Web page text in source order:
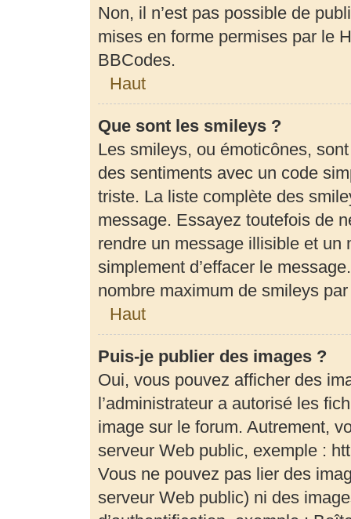
Non, il n’est pas possible de
mises en forme permises par le
BBCodes.
Haut
Que sont les smileys ?
Les smileys, ou émoticônes,
des sentiments avec un code
triste. La liste complète des
message. Essayez toutefois de
rendre un message illisible et un
simplement d’effacer le
nombre maximum de smileys
Haut
Puis-je publier des images ?
Oui, vous pouvez afficher des
l’administrateur a autorisé les
image sur le forum. Autrement,
serveur Web public, exemple :
Vous ne pouvez pas lier des
serveur Web public) ni des